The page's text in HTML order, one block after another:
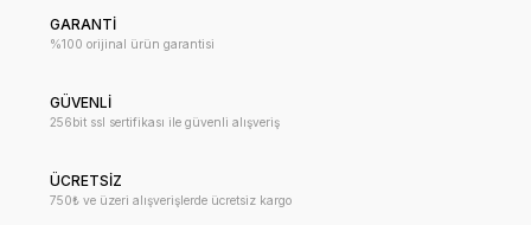
GARANTİ
%100 orijinal ürün garantisi
GÜVENLİ
256bit ssl sertifikası ile güvenli alışveriş
ÜCRETSİZ
750₺ ve üzeri alışverişlerde ücretsiz kargo